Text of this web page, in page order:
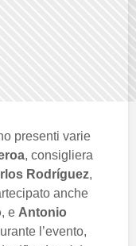
presenti varie
, consigliera
Rodríguez,
anche
, e Antonio
l’evento,